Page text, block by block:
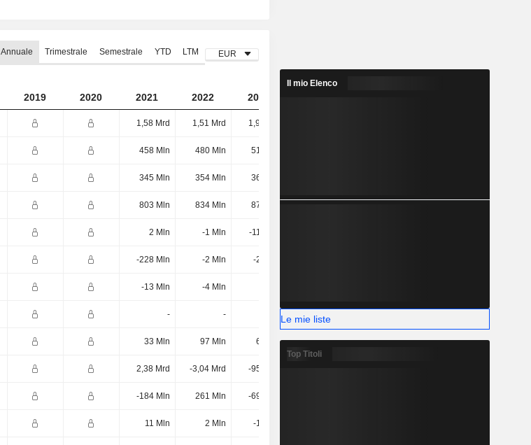
Annuale Trimestrale Semestrale YTD LTM EUR
2019 2020 2021 2022 2023
1,58 Mrd 1,51 Mrd 1,92 Mrd
458 Mln 480 Mln 513 Mln
345 Mln 354 Mln 366 Mln
803 Mln 834 Mln 879 Mln
2 Mln -1 Mln -112 Mln
-228 Mln -2 Mln -25 Mln
-13 Mln -4 Mln
- - -
33 Mln 97 Mln 64 Mln 603 Mln 52 Mln
2,38 Mrd -3,04 Mrd -957 Mln
-184 Mln 261 Mln -696 Mln
11 Mln 2 Mln -15 Mln
Il mio Elenco
Le mie liste
Top Titoli